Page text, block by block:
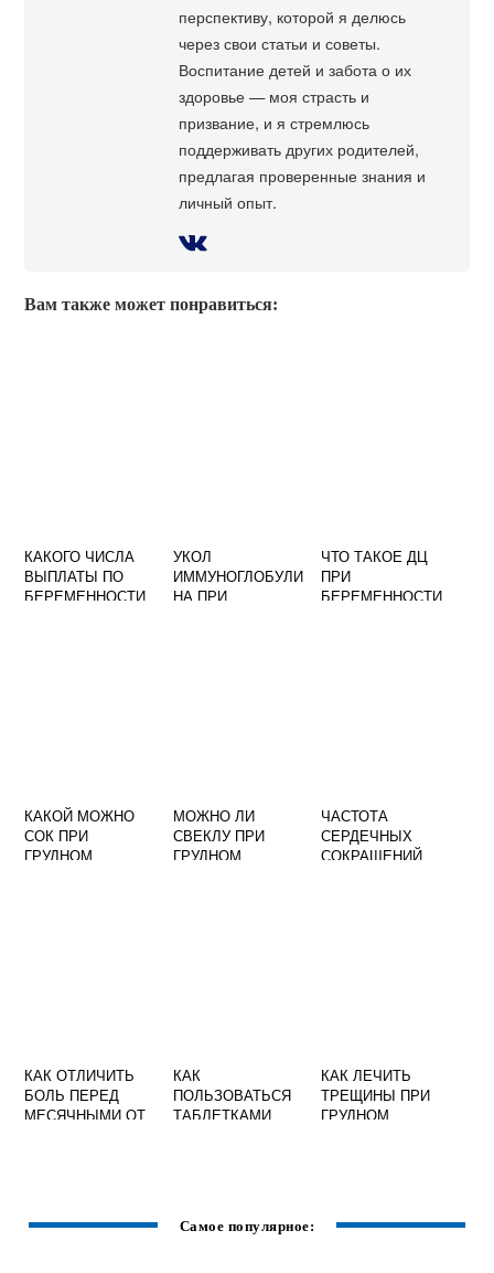
перспективу, которой я делюсь
через свои статьи и советы.
Воспитание детей и забота о их
здоровье — моя страсть и
призвание, и я стремлюсь
поддерживать других родителей,
предлагая проверенные знания и
личный опыт.
Вам также может понравиться:
КАКОГО ЧИСЛА
ВЫПЛАТЫ ПО
БЕРЕМЕННОСТИ
УКОЛ
ИММУНОГЛОБУЛИ
НА ПРИ
ЧТО ТАКОЕ ДЦ
ПРИ
БЕРЕМЕННОСТИ
КАКОЙ МОЖНО
СОК ПРИ
ГРУДНОМ
МОЖНО ЛИ
СВЕКЛУ ПРИ
ГРУДНОМ
ЧАСТОТА
СЕРДЕЧНЫХ
СОКРАЩЕНИЙ
КАК ОТЛИЧИТЬ
БОЛЬ ПЕРЕД
МЕСЯЧНЫМИ ОТ
КАК
ПОЛЬЗОВАТЬСЯ
ТАБЛЕТКАМИ
КАК ЛЕЧИТЬ
ТРЕЩИНЫ ПРИ
ГРУДНОМ
Самое популярное: